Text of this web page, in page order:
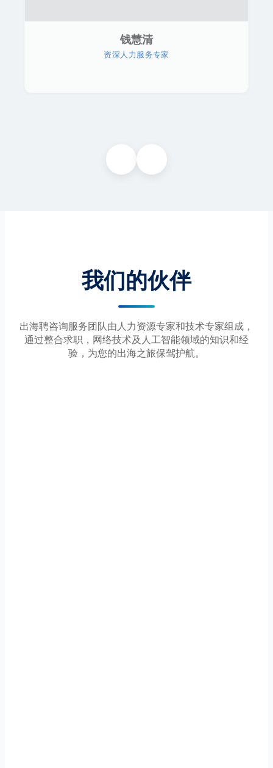
钱慧清
资深人力服务专家
我们的伙伴
出海聘咨询服务团队由人力资源专家和技术专家组成，
通过整合求职，网络技术及人工智能领域的知识和经
验，为您的出海之旅保驾护航。